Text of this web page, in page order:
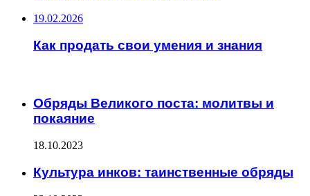
19.02.2026
Как продать свои умения и знания
Обряды Великого поста: молитвы и
покаяние
18.10.2023
Культура инков: таинственные обряды